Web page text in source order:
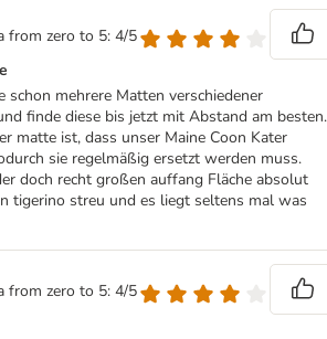
from zero to 5: 4/5
schon mehrere Matten verschiedener
finde diese bis jetzt mit Abstand am besten.
matte ist, dass unser Maine Coon Kater
sie regelmäßig ersetzt werden muss.
doch recht großen auffang Fläche absolut
tigerino streu und es liegt seltens mal was
from zero to 5: 4/5